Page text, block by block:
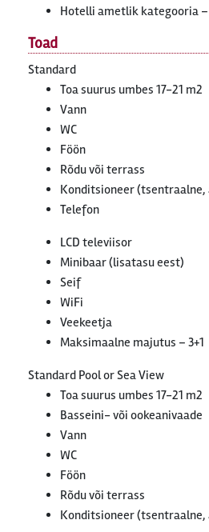
Hotelli ametlik kategooria
Toad
Standard
Toa suurus umbes 17-21 m2
Vann
WC
Föön
Rõdu või terrass
Konditsioneer (tsentraalne,
Telefon
LCD televiisor
Minibaar (lisatasu eest)
Seif
WiFi
Veekeetja
Maksimaalne majutus – 3+1
Standard Pool or Sea View
Toa suurus umbes 17-21 m2
Basseini- või ookeanivaade
Vann
WC
Föön
Rõdu või terrass
Konditsioneer (tsentraalne,